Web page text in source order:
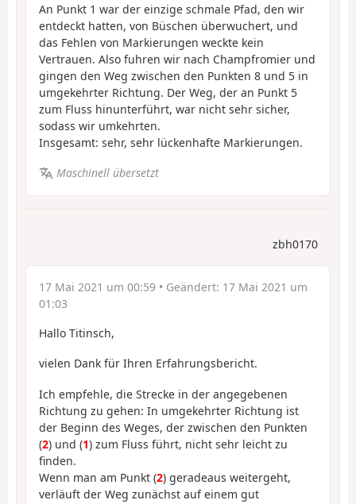
An Punkt 1 war der einzige schmale Pfad, den wir
entdeckt hatten, von Büschen überwuchert, und
das Fehlen von Markierungen weckte kein
Vertrauen. Also fuhren wir nach Champfromier und
gingen den Weg zwischen den Punkten 8 und 5 in
umgekehrter Richtung. Der Weg, der an Punkt 5
zum Fluss hinunterführt, war nicht sehr sicher,
sodass wir umkehrten.
Insgesamt: sehr, sehr lückenhafte Markierungen.
Maschinell übersetzt
zbh0170
17 Mai 2021 um 00:59 • Geändert: 17 Mai 2021 um
01:03
Hallo Titinsch,
vielen Dank für Ihren Erfahrungsbericht.
Ich empfehle, die Strecke in der angegebenen
Richtung zu gehen: In umgekehrter Richtung ist
der Beginn des Weges, der zwischen den Punkten
(2) und (1) zum Fluss führt, nicht sehr leicht zu
finden.
Wenn man am Punkt (2) geradeaus weitergeht,
verläuft der Weg zunächst auf einem gut